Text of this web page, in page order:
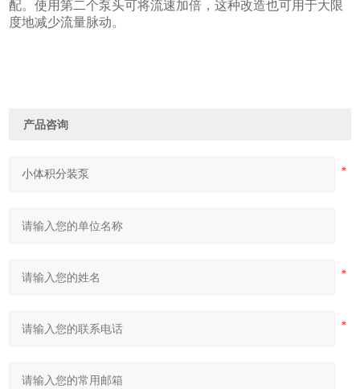
配。使用第二个泵头可将流速加倍，这种改造也可用于大限
度地减少流量脉动。
产品咨询